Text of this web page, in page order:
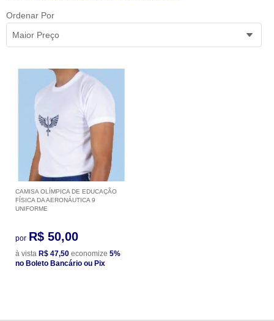
Ordenar Por
Maior Preço
CAMISA OLÍMPICA DE EDUCAÇÃO
FÍSICA DA AERONÁUTICA 9
UNIFORME
por R$ 50,00
à vista R$ 47,50 economize 5%
no Boleto Bancário ou Pix